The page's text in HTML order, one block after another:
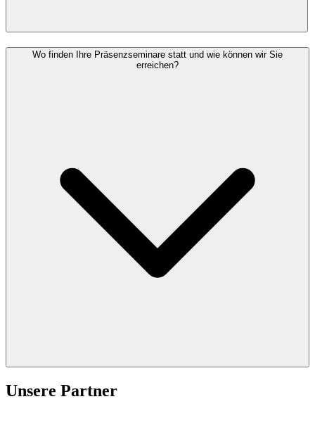
Wo finden Ihre Präsenzseminare statt und wie können wir Sie
erreichen?
Unsere Partner